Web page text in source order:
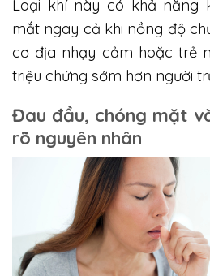
Loại khí này có khả năng
mắt ngay cả khi nồng độ
cơ địa nhạy cảm hoặc trẻ
triệu chứng sớm hơn người
Đau đầu, chóng mặt
rõ nguyên nhân